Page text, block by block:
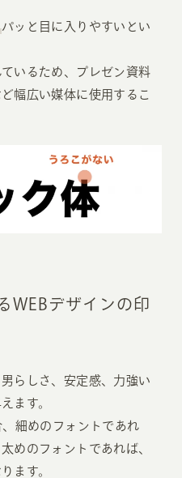
パッと目に入りやすいとい
いるため、プレゼン資料
幅広い媒体に使用するこ
WEBデザインの印
らしさ、安定感、力強い
ます。
細めのフォントであれ
めのフォントであれば、
ます。